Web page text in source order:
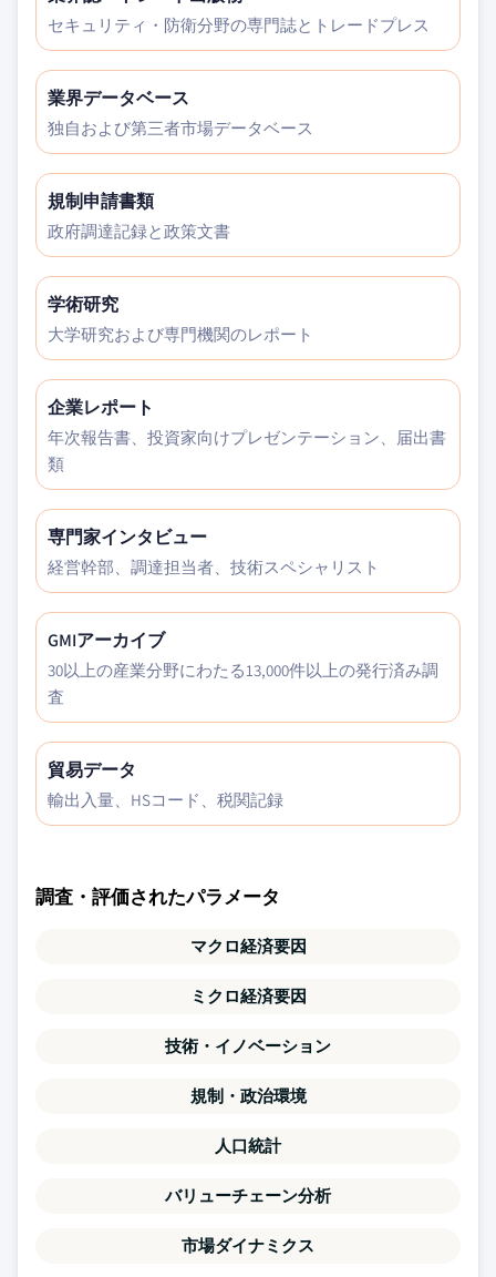
セキュリティ・防衛分野の専門誌とトレードプレス
業界データベース
独自および第三者市場データベース
規制申請書類
政府調達記録と政策文書
学術研究
大学研究および専門機関のレポート
企業レポート
年次報告書、投資家向けプレゼンテーション、届出書
類
専門家インタビュー
経営幹部、調達担当者、技術スペシャリスト
GMIアーカイブ
30以上の産業分野にわたる13,000件以上の発行済み調
査
貿易データ
輸出入量、HSコード、税関記録
調査・評価されたパラメータ
マクロ経済要因
ミクロ経済要因
技術・イノベーション
規制・政治環境
人口統計
バリューチェーン分析
市場ダイナミクス